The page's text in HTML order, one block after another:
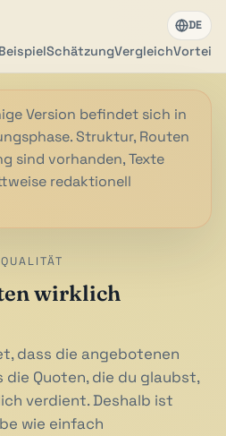
SchätzungVergleich
DE
Version befindet sich in
Struktur, Routen
sind vorhanden, Texte
redaktionell
wirklich
dass die angebotenen
die Quoten, die du glaubst,
verdient. Deshalb ist
wie einfach